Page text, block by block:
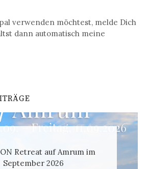
verwenden möchtest, melde Dich
dann automatisch meine
Retreat auf Amrum im
September 2026